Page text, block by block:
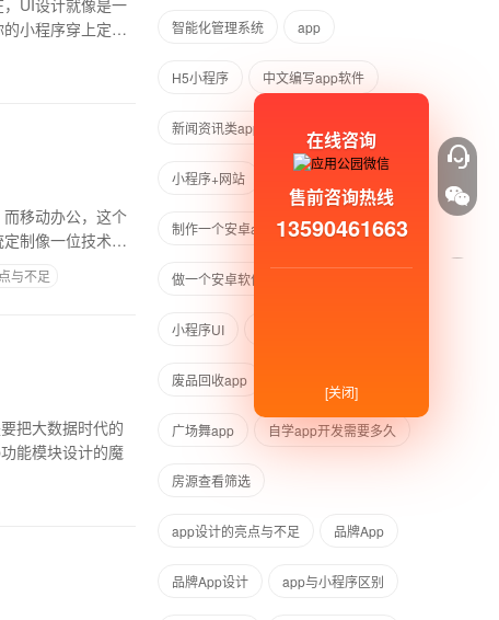
UI设计就像是一
小程序穿上定制
移动办公，这个
制像一位技术界
与不足
把大数据时代的
能模块设计的魔
智能化管理系统 app
H5小程序 中文编写app软件
新闻资讯类app开发公司
小程序+网站
制作一个安卓app要多少钱
做一个安卓软件需要什么技术
小程序UI
废品回收app
广场舞app 自学app开发需要多久
房源查看筛选
app设计的亮点与不足 品牌App
品牌App设计 app与小程序区别
在线咨询
售前咨询热线
13590461663
[关闭]